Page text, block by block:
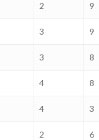
2 9
3 9
3 8
4 8
4 3
2 6